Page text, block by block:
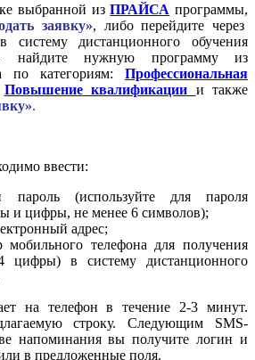
выбранной изПРАЙСА программы,
заявку», либо перейдите через
систему дистанционного обучения
найдите нужную программу из
по категориям: Профессиональная
Повышение квалификации и также
.
ввести:
(используйте для пароля
и цифры, не менее 6 символов);
адрес;
мобильного телефона для получения
цифры) в систему дистанционного
на телефон в течение 2-3 минут.
строку. Следующим SMS-
напоминания вы получите логин и
в предложенные поля.